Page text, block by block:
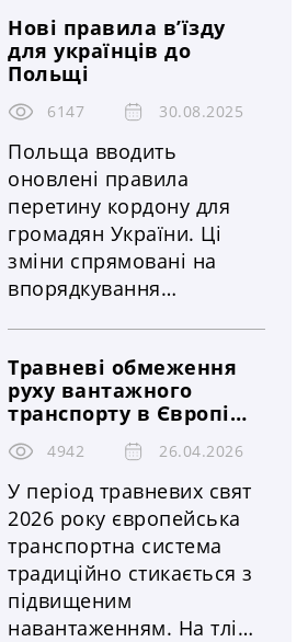
найдовших за останні
роки через календарний
збіг святкування
Великдень у більшості
країн Європи. Влада
держав посилює
регулювання руху
великовантажного
транспорту, що
безпосередньо впливає
на логістичні ланцюги,
строки доставки та
витрати бізнесу
Нові правила в’їзду
для українців до
Польщі
6147 30.08.2025
Польща вводить
оновлені правила
перетину кордону для
громадян України. Ці
зміни спрямовані на
впорядкування
нелегальною зайнятістю
та гармонізацію
польського
законодавства з
нормами Європейського
Союзу
Травневі обмеження
руху вантажного
транспорту в Європі
2026: повний графік
заборон, країни, дати
та вплив на логістику і
перевезення
4942 26.04.2026
У період травневих свят
2026 року європейська
транспортна система
традиційно стикається з
підвищеним
навантаженням. На тлі